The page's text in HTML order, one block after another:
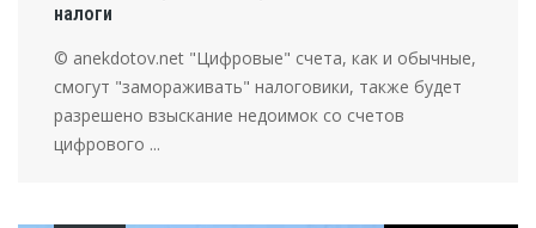
налоги
© anekdotov.net "Цифровые" счета, как и обычные,
смогут "замораживать" налоговики, также будет
разрешено взыскание недоимок со счетов
цифрового ...